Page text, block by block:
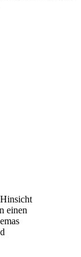
einen